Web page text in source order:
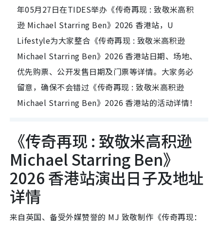
年05月27日在TIDES举办《传奇再现 : 致敬米高积
逊 Michael Starring Ben》2026 香港站，U
Lifestyle为大家整合《传奇再现 : 致敬米高积逊
Michael Starring Ben》2026 香港站日期、场地、
优先购票、公开发售日期及门票等详情。大家务必
留意，确保不会错过《传奇再现 : 致敬米高积逊
Michael Starring Ben》2026 香港站的活动详情！
《传奇再现 : 致敬米高积逊
Michael Starring Ben》
2026 香港站演出日子及地址
详情
来自英国、备受外媒赞誉的 MJ 致敬制作《传奇再现：